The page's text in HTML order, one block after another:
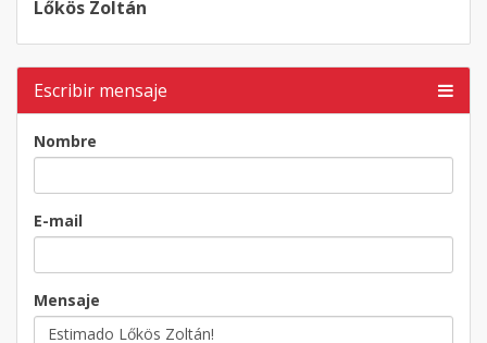
Lőkös Zoltán
Escribir mensaje
Nombre
E-mail
Mensaje